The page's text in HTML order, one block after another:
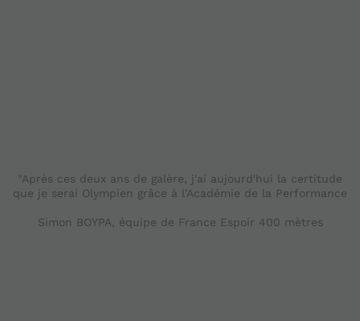
"Après ces deux ans de galère, j'ai aujourd'hui la certitude
que je serai Olympien grâce à l'Académie de la Performance
Simon BOYPA, équipe de France Espoir 400 mètres